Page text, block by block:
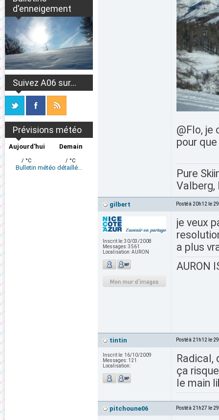
d'enneigement
Suivez A06 sur...
Prévisions météo
Aujourd'hui
/ °C
Demain
/ °C
Bulletin météo détaillé...
@Flo, je
pour
Pure
Valberg,
gilbert Posté à 20h12 le
Inscrit le:30/03/2008
Messages:3561
Localisation:AURON
je veux
a plus
AURON
tintin Posté à 21h12 le
Inscrit le: 16/10/2009
Messages: 121
Localisation:
Radical,
ça
le main
pitchoune06 Posté à 21h27 le